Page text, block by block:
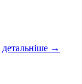
детальніше →